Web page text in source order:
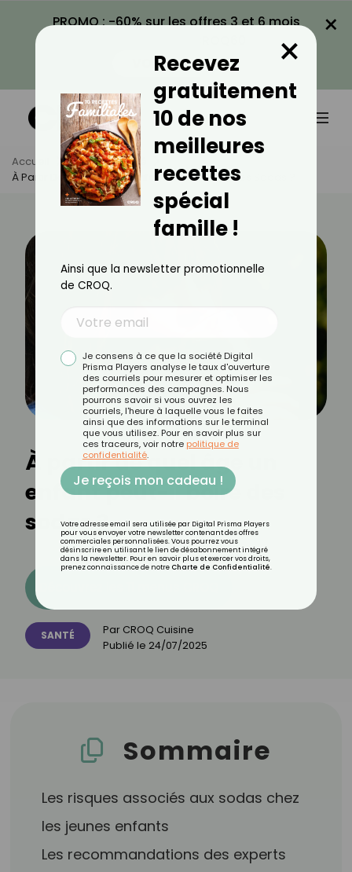
PROMO : -60% sur les offres 3 et 6 mois
VOIR LA PROMO
×
Accueil Actus
Santé
À Partir De Quel Âge Un Enfant Peut-Il Boire Des Sodas ?
À partir de quel âge un
enfant peut-il boire des
sodas ?
SANTÉ Par CROQ Cuisine
Publié le 24/07/2025
Sommaire
Les risques associés aux sodas chez
les jeunes enfants
Les recommandations des experts
Recevez
gratuitement
10 de nos
meilleures
recettes
spécial
famille !
×
Ainsi que la newsletter promotionnelle
de CROQ.
Je consens à ce que la société Digital
Prisma Players analyse le taux d'ouverture
des courriels pour mesurer et optimiser les
performances des campagnes. Nous
pourrons savoir si vous ouvrez les
courriels, l'heure à laquelle vous le faites
ainsi que des informations sur le terminal
que vous utilisez. Pour en savoir plus sur
ces traceurs, voir notre politique de
confidentialité.
Je reçois mon cadeau !
Votre adresse email sera utilisée par Digital Prisma Players
pour vous envoyer votre newsletter contenant des offres
commerciales personnalisées. Vous pourrez vous
désinscrire en utilisant le lien de désabonnement intégré
dans la newsletter. Pour en savoir plus et exercer vos droits,
prenez connaissance de notre Charte de Confidentialité.